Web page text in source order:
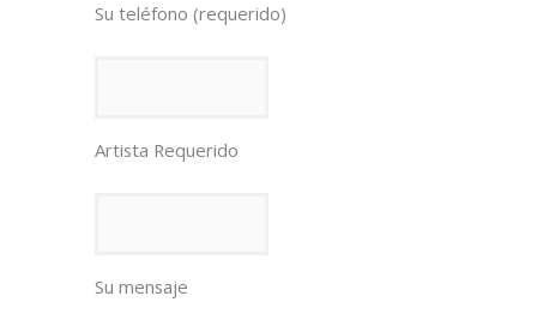
Su teléfono (requerido)
Artista Requerido
Su mensaje